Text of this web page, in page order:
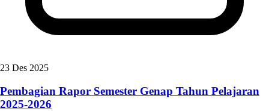
23 Des 2025
Pembagian Rapor Semester Genap Tahun Pelajaran
2025-2026